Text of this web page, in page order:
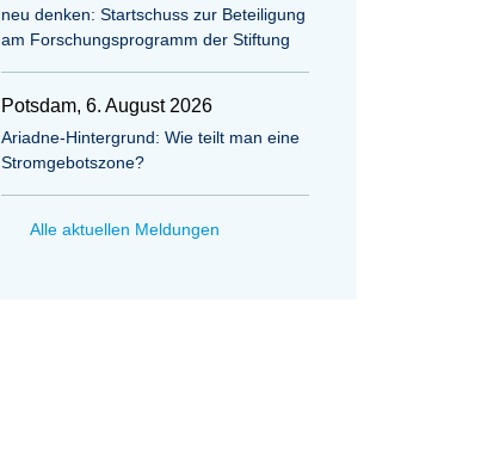
neu denken: Startschuss zur Beteiligung
am Forschungsprogramm der Stiftung
Potsdam, 6. August 2026
Ariadne-Hintergrund: Wie teilt man eine
Stromgebotszone?
Alle aktuellen Meldungen